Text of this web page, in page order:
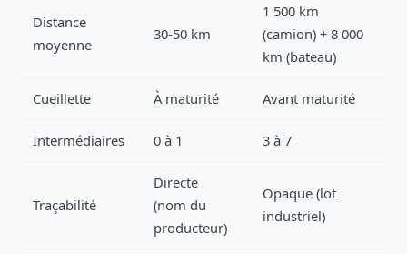
Distance
moyenne
30-50 km
1 500 km
(camion) + 8 000
km (bateau)
Cueillette À maturité Avant maturité
Intermédiaires 0 à 1 3 à 7
Traçabilité
Directe
(nom du
producteur)
Opaque (lot
industriel)